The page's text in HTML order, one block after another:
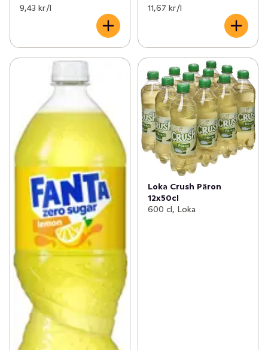
9,43 kr /l 11,67 kr /l
Loka Crush Päron
12x50cl
600 cl, Loka